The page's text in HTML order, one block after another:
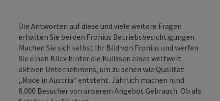
Die Antworten auf diese und viele weitere Fragen
erhalten Sie bei den Fronius Betriebsbesichtigungen.
Machen Sie sich selbst Ihr Bild von Fronius und werfen
Sie einen Blick hinter die Kulissen eines weltweit
aktiven Unternehmens, um zu sehen wie Qualität
„Made in Austria“ entsteht. Jährlich machen rund
8.000 Besucher von unserem Angebot Gebrauch. Ob als